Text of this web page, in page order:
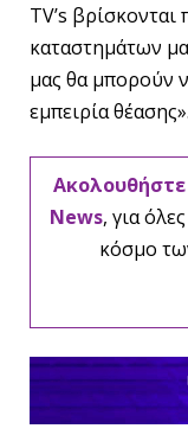
TV’s
καταστημάτων
μας θα μπορούν
εμπειρία θέασης».
News, για
κόσμο